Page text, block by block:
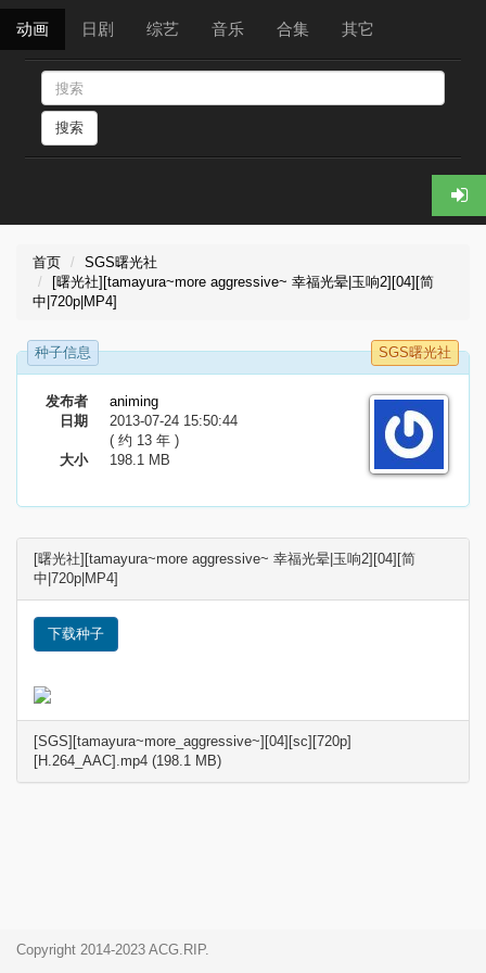
动画 日剧 综艺 音乐 合集 其它
搜索
首页
SGS曙光社
[曙光社][tamayura~more aggressive~ 幸福光晕|玉响2][04][简
中|720p|MP4]
种子信息 SGS曙光社
发布者
animing
日期
2013-07-24 15:50:44
( 约 13 年 )
大小
198.1 MB
[曙光社][tamayura~more aggressive~ 幸福光晕|玉响2][04][简
中|720p|MP4]
下载种子
[SGS][tamayura~more_aggressive~][04][sc][720p]
[H.264_AAC].mp4 (198.1 MB)
Copyright 2014-2023 ACG.RIP.